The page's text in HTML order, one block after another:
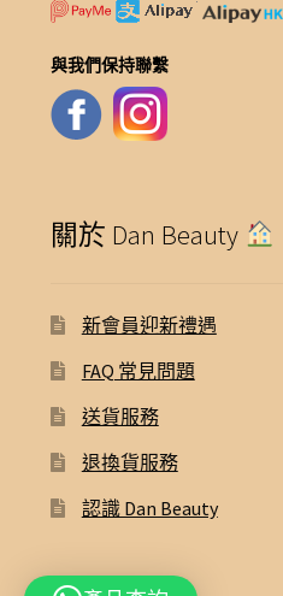
與我們保持聯繫
關於 Dan Beauty
新會員迎新禮遇
FAQ 常見問題
送貨服務
退換貨服務
認識 Dan Beauty